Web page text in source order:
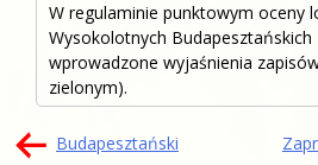
W regulaminie punktowym oceny
Wysokolotnych Budapesztańskich
wprowadzone wyjaśnienia
zielonym).
Nawigacja
Budapesztański